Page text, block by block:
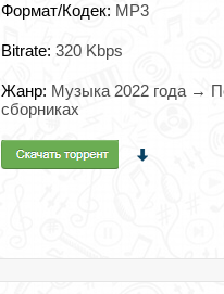
Формат/Кодек: MP3
Bitrate: 320 Kbps
Жанр: Музыка 2022 года →
сборниках